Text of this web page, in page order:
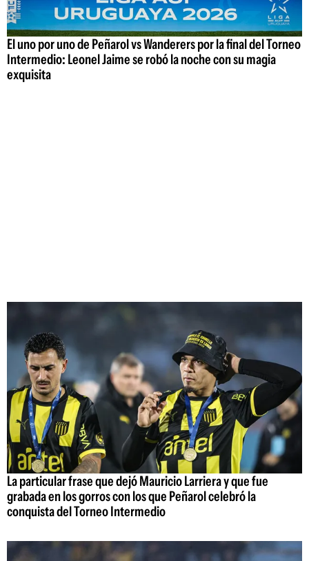
El uno por uno de Peñarol vs Wanderers por la final del Torneo
Intermedio: Leonel Jaime se robó la noche con su magia
exquisita
La particular frase que dejó Mauricio Larriera y que fue
grabada en los gorros con los que Peñarol celebró la
conquista del Torneo Intermedio